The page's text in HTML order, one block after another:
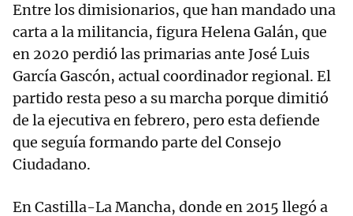
Entre los dimisionarios, que han mandado una
carta a la militancia, figura Helena Galán, que
en 2020 perdió las primarias ante José Luis
García Gascón, actual coordinador regional. El
partido resta peso a su marcha porque dimitió
de la ejecutiva en febrero, pero esta defiende
que seguía formando parte del Consejo
Ciudadano.
En Castilla-La Mancha, donde en 2015 llegó a